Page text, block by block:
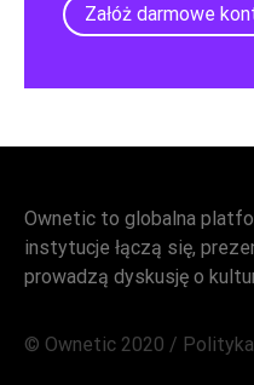
Załóż darmowe
Ownetic to globalna
instytucje łączą się,
prowadzą dyskusję o
© Ownetic 2020 /